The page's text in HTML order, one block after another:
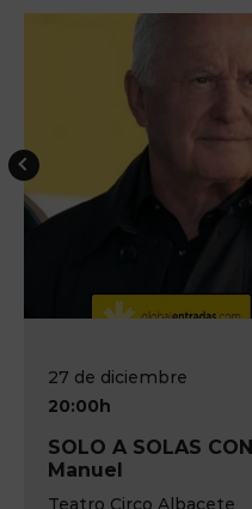
de Víctor